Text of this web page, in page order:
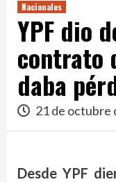
Nacionales
YPF dio
contrato
daba
21 de octubre
Desde YPF